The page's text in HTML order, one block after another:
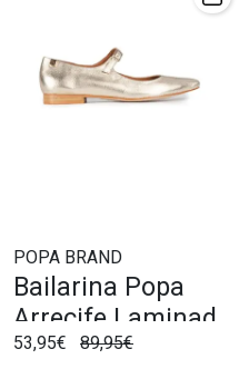
POPA BRAND
Bailarina Popa
Arrecife Laminado
Oro
53,95€ 89,95€